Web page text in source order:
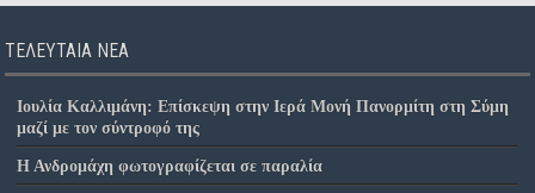
ΤΕΛΕΥΤΑΊΑ ΝΈΑ
Ιουλία Καλλιμάνη: Επίσκεψη στην Ιερά Μονή Πανορμίτη στη Σύμη
μαζί με τον σύντροφό της
Η Ανδρομάχη φωτογραφίζεται σε παραλία